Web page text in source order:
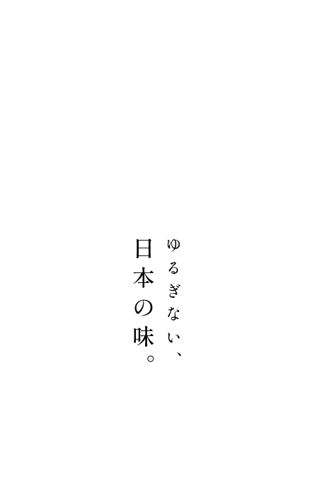
ゆるぎない、
日本の味。